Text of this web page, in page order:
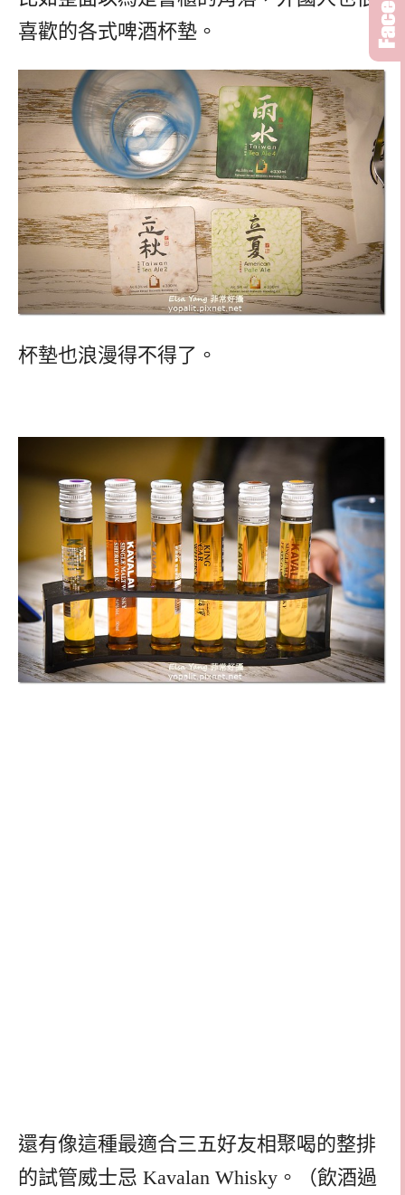
喜歡的各式啤酒杯墊。
杯墊也浪漫得不得了。
還有像這種最適合三五好友相聚喝的整排
的試管威士忌 Kavalan Whisky。（飲酒過